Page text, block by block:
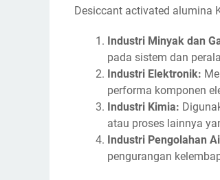
Desiccant activated alumina
Industri Minyak dan
pada sistem dan
Industri Elektronik:
performa komponen
Industri Kimia:
atau proses lainnya
Industri Pengolahan
pengurangan